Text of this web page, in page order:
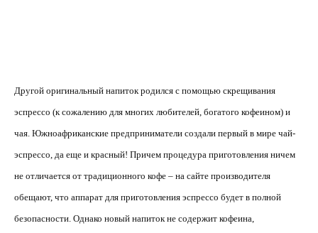
Другой оригинальный напиток родился с помощью скрещивания
эспрессо (к сожалению для многих любителей, богатого кофеином) и
чая. Южноафриканские предприниматели создали первый в мире чай-
эспрессо, да еще и красный! Причем процедура приготовления ничем
не отличается от традиционного кофе – на сайте производителя
обещают, что аппарат для приготовления эспрессо будет в полной
безопасности. Однако новый напиток не содержит кофеина,